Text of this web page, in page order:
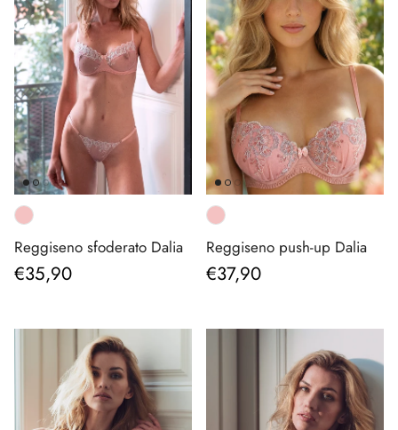
Reggiseno sfoderato Dalia
Prezzo normale
€35,90
Reggiseno push-up Dalia
Prezzo normale
€37,90